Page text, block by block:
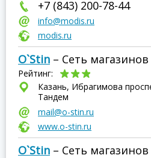
+7 (843) 200-78-44
info@modis.ru
modis.ru
O`Stin – Сеть
Рейтинг:
Казань, Ибрагимова
Тандем
mail@o-stin.ru
www.o-stin.ru
O`Stin – Сеть